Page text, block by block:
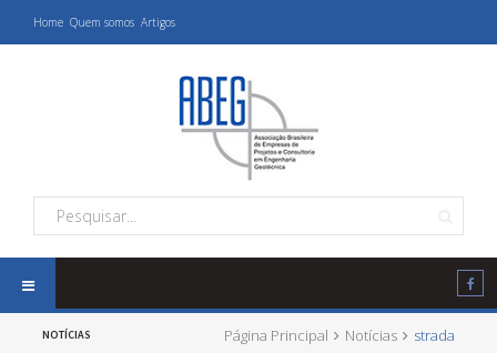
Home Quem somos Artigos
NOTÍCIAS Página Principal Notícias strada